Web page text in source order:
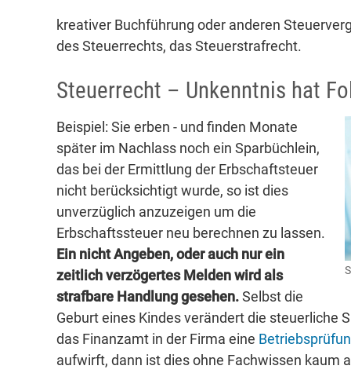
kreativer Buchführung oder anderen
des Steuerrechts, das Steuerstrafrecht.
Steuerrecht – Unkenntnis hat
Beispiel: Sie erben - und finden Monate
später im Nachlass noch ein Sparbüchlein,
das bei der Ermittlung der Erbschaftsteuer
nicht berücksichtigt wurde, so ist dies
unverzüglich anzuzeigen um die
Erbschaftssteuer neu berechnen zu lassen.
Ein nicht Angeben, oder auch nur ein
zeitlich verzögertes Melden wird als
strafbare Handlung gesehen.Selbst die
Geburt eines Kindes verändert die steuerliche
das Finanzamt in der Firma eine
aufwirft, dann ist dies ohne Fachwissen kaum